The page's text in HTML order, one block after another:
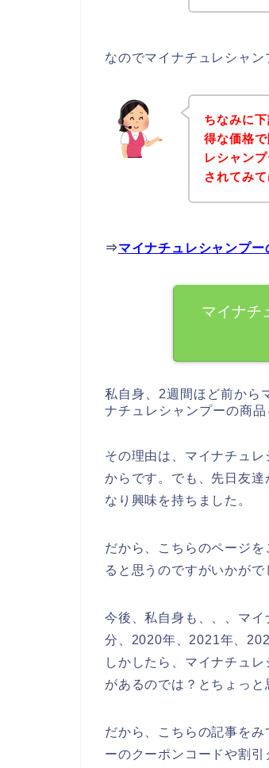
なのでマイナチュレシャン
ちなみに
得な価格
レシャン
されてみ
⇒マイナチュレシャンプ
マイナチ
私自身、2週間ほど前から
ナチュレシャンプーの商
その理由は、マイナチュ
からです。でも、先日友
なり興味を持ちました。
だから、こちらのページ
ると思うのですがいかがで
今後、私自身も、、、マ
分、2020年、2021年、
しかしたら、マイナチュ
があるのでは？とちょっと
だから、こちらの記事を
ーのクーポンコードや割